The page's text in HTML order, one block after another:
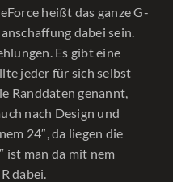
heißt das ganze G-
dabei sein.
Es gibt eine
jeder für sich selbst
Randdaten genannt,
nach Design und
24″, da liegen die
ist man da mit nem
dabei.